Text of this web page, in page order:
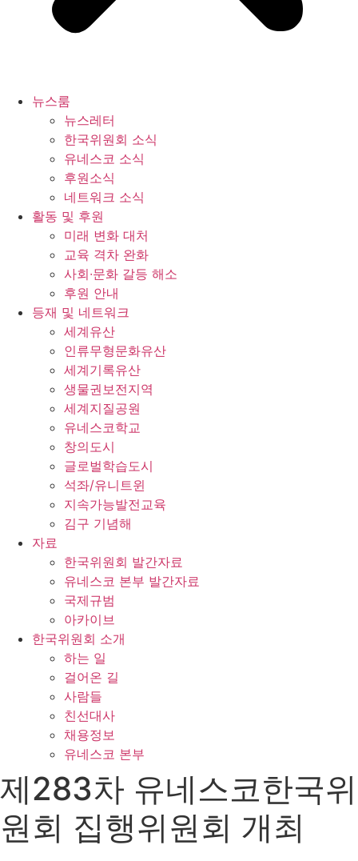
뉴스룸
뉴스레터
한국위원회 소식
유네스코 소식
후원소식
네트워크 소식
활동 및 후원
미래 변화 대처
교육 격차 완화
사회∙문화 갈등 해소
후원 안내
등재 및 네트워크
세계유산
인류무형문화유산
세계기록유산
생물권보전지역
세계지질공원
유네스코학교
창의도시
글로벌학습도시
석좌/유니트윈
지속가능발전교육
김구 기념해
자료
한국위원회 발간자료
유네스코 본부 발간자료
국제규범
아카이브
한국위원회 소개
하는 일
걸어온 길
사람들
친선대사
채용정보
유네스코 본부
제283차 유네스코한국위
원회 집행위원회 개최